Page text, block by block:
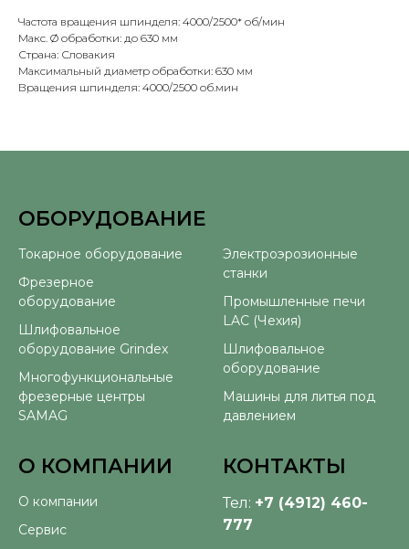
Частота вращения шпинделя: 4000/2500* об/мин
Макс. Ø обработки: до 630 мм
Страна: Словакия
Максимальный диаметр обработки: 630 мм
Вращения шпинделя: 4000/2500 об.мин
ОБОРУДОВАНИЕ
Токарное оборудование
Фрезерное
оборудование
Шлифовальное
оборудование Grindex
Многофункциональные
фрезерные центры
SAMAG
Электроэрозионные
станки
Промышленные печи
LAC (Чехия)
Шлифовальное
оборудование
Машины для литья под
давлением
О КОМПАНИИ
О компании
Сервис
КОНТАКТЫ
Тел: +7 (4912) 460-
777